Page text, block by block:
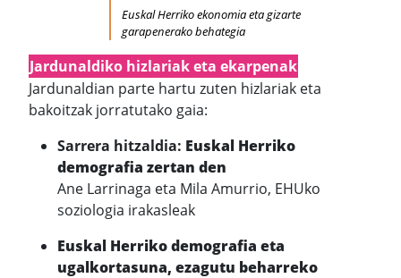
Euskal Herriko ekonomia eta gizarte
garapenerako behategia
Jardunaldiko hizlariak eta ekarpenak
Jardunaldian parte hartu zuten hizlariak eta
bakoitzak jorratutako gaia:
Sarrera hitzaldia: Euskal Herriko
demografia zertan den
Ane Larrinaga eta Mila Amurrio, EHUko
soziologia irakasleak
Euskal Herriko demografia eta
ugalkortasuna, ezagutu beharreko